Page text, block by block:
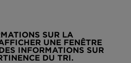
SUR LA
UNE FENÊTRE
INFORMATIONS SUR
DU TRI.